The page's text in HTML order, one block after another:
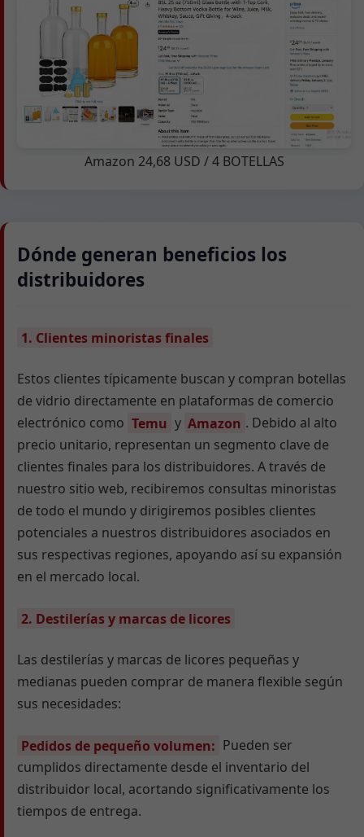
Amazon 24,68 USD / 4 BOTELLAS
Dónde generan beneficios los
distribuidores
1. Clientes minoristas finales
Estos clientes típicamente buscan y compran botellas
de vidrio directamente en plataformas de comercio
electrónico como Temu y Amazon . Debido al alto
precio unitario, representan un segmento clave de
clientes finales para los distribuidores. A través de
nuestro sitio web, recibiremos consultas minoristas
de todo el mundo y dirigiremos posibles clientes
potenciales a nuestros distribuidores asociados en
sus respectivas regiones, apoyando así su expansión
en el mercado local.
2. Destilerías y marcas de licores
Las destilerías y marcas de licores pequeñas y
medianas pueden comprar de manera flexible según
sus necesidades:
Pedidos de pequeño volumen: Pueden ser
cumplidos directamente desde el inventario del
distribuidor local, acortando significativamente los
tiempos de entrega.